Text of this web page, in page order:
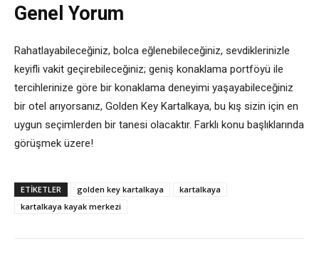
Genel Yorum
Rahatlayabileceğiniz, bolca eğlenebileceğiniz, sevdiklerinizle
keyifli vakit geçirebileceğiniz; geniş konaklama portföyü ile
tercihlerinize göre bir konaklama deneyimi yaşayabileceğiniz
bir otel arıyorsanız, Golden Key Kartalkaya, bu kış sizin için en
uygun seçimlerden bir tanesi olacaktır. Farklı konu başlıklarında
görüşmek üzere!
ETIKETLER golden key kartalkaya
kartalkaya
kartalkaya kayak merkezi